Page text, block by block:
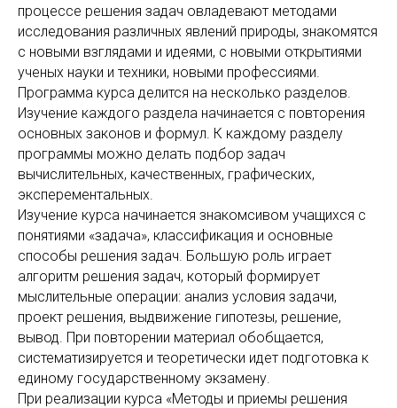
процессе решения задач овладевают методами
исследования различных явлений природы, знакомятся
с новыми взглядами и идеями, с новыми открытиями
ученых науки и техники, новыми профессиями.
Программа курса делится на несколько разделов.
Изучение каждого раздела начинается с повторения
основных законов и формул. К каждому разделу
программы можно делать подбор задач
вычислительных, качественных, графических,
эксперементальных.
Изучение курса начинается знакомсивом учащихся с
понятиями «задача», классификация и основные
способы решения задач. Большую роль играет
алгоритм решения задач, который формирует
мыслительные операции: анализ условия задачи,
проект решения, выдвижение гипотезы, решение,
вывод. При повторении материал обобщается,
систематизируется и теоретически идет подготовка к
единому государственному экзамену.
При реализации курса «Методы и приемы решения